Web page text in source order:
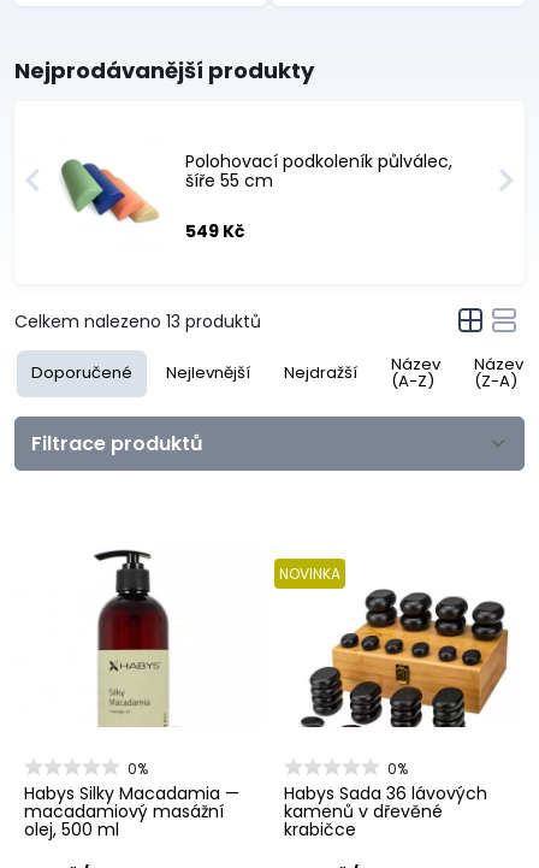
Nejprodávanější produkty
Polohovací podkoleník půlválec,
šíře 55 cm
549 Kč
Celkem nalezeno 13 produktů
Doporučené Nejlevnější Nejdražší Název
(A-Z)
Název
(Z-A)
Filtrace produktů
0%
Habys Silky Macadamia —
macadamiový masážní
olej, 500 ml
NOVINKA
0%
Habys Sada 36 lávových
kamenů v dřevěné
krabičce